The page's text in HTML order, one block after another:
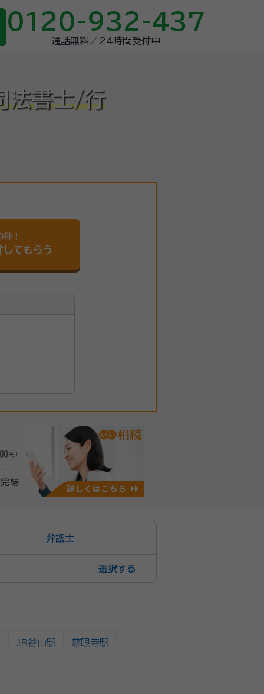
0120-932-437
通話無料／24時間受付中
法書士/行
！
してもらう
弁護士
選択
JR谷山駅 慈眼寺駅